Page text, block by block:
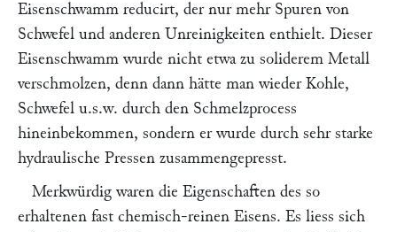
Eisenschwamm reducirt, der nur mehr Spuren von
Schwefel und anderen Unreinigkeiten enthielt. Dieser
Eisenschwamm wurde nicht etwa zu soliderem Metall
verschmolzen, denn dann hätte man wieder Kohle,
Schwefel u.s.w. durch den Schmelzprocess
hineinbekommen, sondern er wurde durch sehr starke
hydraulische Pressen zusammengepresst.
Merkwürdig waren die Eigenschaften des so
erhaltenen fast chemisch-reinen Eisens. Es liess sich